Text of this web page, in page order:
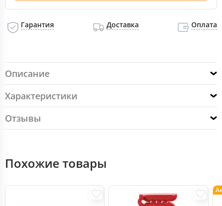
Гарантия Доставка Оплата
Описание
Характеристики
Отзывы
Похожие товары